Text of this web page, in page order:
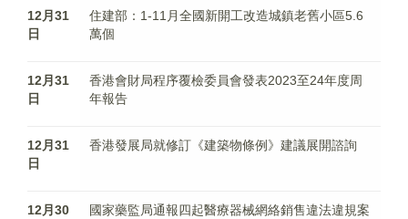
12月31
日
住建部：1-11月全國新開工改造城鎮老舊小區5.6
萬個
12月31
日
香港會財局程序覆檢委員會發表2023至24年度周
年報告
12月31
日
香港發展局就修訂《建築物條例》建議展開諮詢
12月30
國家藥監局通報四起醫療器械網絡銷售違法違規案